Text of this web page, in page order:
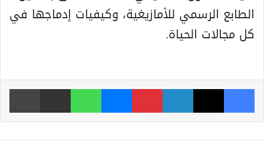
الطابع الرسمي للأمازيغية، وكيفيات إدماجها في
كل مجالات الحياة.
فيسبوك ‫X لينكدإن بينتيريست ماسنجر واتساب مشاركة عبر البريد